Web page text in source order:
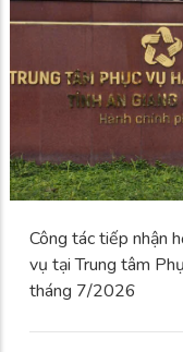
Công tác tiếp nhận
vụ tại Trung tâm
tháng 7/2026